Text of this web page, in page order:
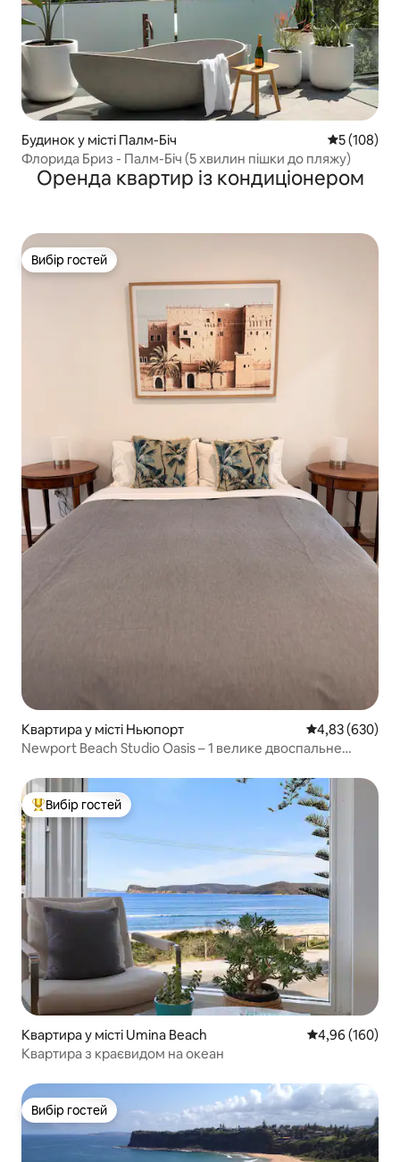
Будинок у місті Палм-Біч Середня
5 (108)
Флорида Бриз - Палм-Біч (5 хвилин пішки до пляжу)
Оренда квартир із кондиціонером
Вибір гостей
Вибір гостей
Квартира у місті Ньюпорт Середня
4,83 (630)
Newport Beach Studio Oasis – 1 велике двоспальне
Топ вибір гостей
Вибір гостей
Квартира у місті Umina Beach Середня
4,96 (160)
Квартира з краєвидом на океан
Вибір гостей
Вибір гостей